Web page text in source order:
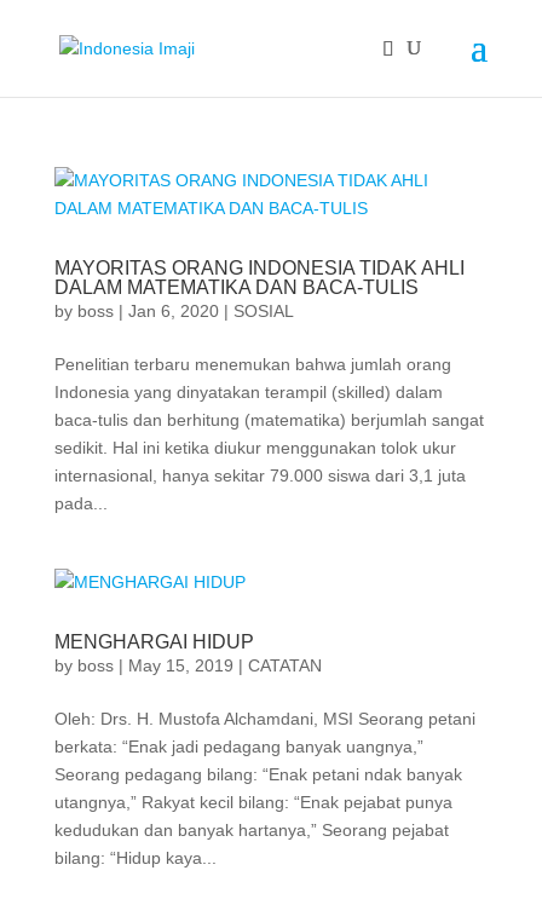
MAYORITAS ORANG INDONESIA TIDAK AHLI
DALAM MATEMATIKA DAN BACA-TULIS
by boss| Jan 6, 2020| SOSIAL
Penelitian terbaru menemukan bahwa jumlah orang
Indonesia yang dinyatakan terampil (skilled) dalam
baca-tulis dan berhitung (matematika) berjumlah sangat
sedikit. Hal ini ketika diukur menggunakan tolok ukur
internasional, hanya sekitar 79.000 siswa dari 3,1 juta
pada...
MENGHARGAI HIDUP
by boss| May 15, 2019 | CATATAN
Oleh: Drs. H. Mustofa Alchamdani, MSI Seorang petani
berkata: “Enak jadi pedagang banyak uangnya,”
Seorang pedagang bilang: “Enak petani ndak banyak
utangnya,” Rakyat kecil bilang: “Enak pejabat punya
kedudukan dan banyak hartanya,” Seorang pejabat
bilang: “Hidup kaya...